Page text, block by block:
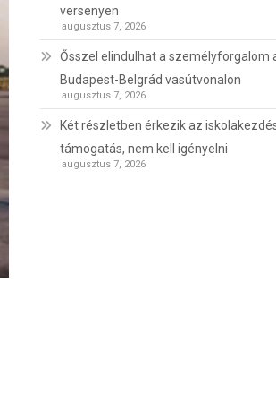
versenyen
augusztus 7, 2026
Ősszel elindulhat a személyforgalom
Budapest-Belgrád vasútvonalon
augusztus 7, 2026
Két részletben érkezik az
támogatás, nem kell igényelni
augusztus 7, 2026